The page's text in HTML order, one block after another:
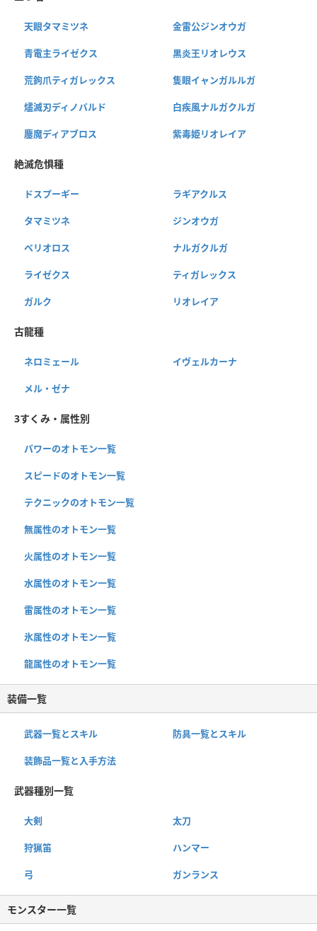
天眼タマミツネ 金雷公ジンオウガ
青電主ライゼクス 黒炎王リオレウス
荒鉤爪ティガレックス 隻眼イャンガルルガ
燼滅刃ディノバルド 白疾風ナルガクルガ
鏖魔ディアブロス 紫毒姫リオレイア
絶滅危惧種
ドスプーギー ラギアクルス
タマミツネ ジンオウガ
ベリオロス ナルガクルガ
ライゼクス ティガレックス
ガルク リオレイア
古龍種
ネロミェール イヴェルカーナ
メル・ゼナ
3すくみ・属性別
パワーのオトモン一覧
スピードのオトモン一覧
テクニックのオトモン一覧
無属性のオトモン一覧
火属性のオトモン一覧
水属性のオトモン一覧
雷属性のオトモン一覧
氷属性のオトモン一覧
龍属性のオトモン一覧
装備一覧
武器一覧とスキル 防具一覧とスキル
装飾品一覧と入手方法
武器種別一覧
大剣 太刀
狩猟笛 ハンマー
弓 ガンランス
モンスター一覧